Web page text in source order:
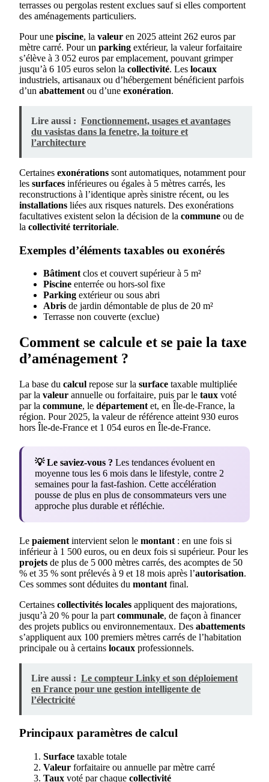
terrasses ou pergolas restent exclues sauf si elles comportent
des aménagements particuliers.
Pour une piscine, la valeur en 2025 atteint 262 euros par
mètre carré. Pour un parking extérieur, la valeur forfaitaire
s’élève à 3 052 euros par emplacement, pouvant grimper
jusqu’à 6 105 euros selon la collectivité. Les locaux
industriels, artisanaux ou d’hébergement bénéficient parfois
d’un abattement ou d’une exonération.
Lire aussi : Fonctionnement, usages et avantages
du vasistas dans la fenetre, la toiture et
l’architecture
Certaines exonérations sont automatiques, notamment pour
les surfaces inférieures ou égales à 5 mètres carrés, les
reconstructions à l’identique après sinistre récent, ou les
installations liées aux risques naturels. Des exonérations
facultatives existent selon la décision de la commune ou de
la collectivité territoriale.
Exemples d’éléments taxables ou exonérés
Bâtiment clos et couvert supérieur à 5 m²
Piscine enterrée ou hors-sol fixe
Parking extérieur ou sous abri
Abris de jardin démontable de plus de 20 m²
Terrasse non couverte (exclue)
Comment se calcule et se paie la taxe
d’aménagement ?
La base du calcul repose sur la surface taxable multipliée
par la valeur annuelle ou forfaitaire, puis par le taux voté
par la commune, le département et, en Île-de-France, la
région. Pour 2025, la valeur de référence atteint 930 euros
hors Île-de-France et 1 054 euros en Île-de-France.
💡 Le saviez-vous ? Les tendances évoluent en
moyenne tous les 6 mois dans le lifestyle, contre 2
semaines pour la fast-fashion. Cette accélération
pousse de plus en plus de consommateurs vers une
approche plus durable et réfléchie.
Le paiement intervient selon le montant : en une fois si
inférieur à 1 500 euros, ou en deux fois si supérieur. Pour les
projets de plus de 5 000 mètres carrés, des acomptes de 50
% et 35 % sont prélevés à 9 et 18 mois après l’autorisation.
Ces sommes sont déduites du montant final.
Certaines collectivités locales appliquent des majorations,
jusqu’à 20 % pour la part communale, de façon à financer
des projets publics ou environnementaux. Des abattements
s’appliquent aux 100 premiers mètres carrés de l’habitation
principale ou à certains locaux professionnels.
Lire aussi : Le compteur Linky et son déploiement
en France pour une gestion intelligente de
l’électricité
Principaux paramètres de calcul
Surface taxable totale
Valeur forfaitaire ou annuelle par mètre carré
Taux voté par chaque collectivité